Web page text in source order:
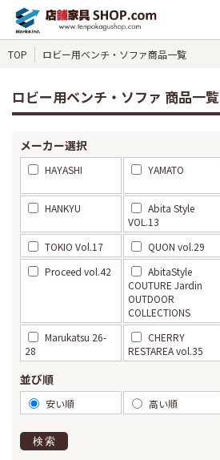
TOP ロビー用ベンチ・ソファ商品一覧
ロビー用ベンチ・ソファ 商品一覧
メーカー選択
HAYASHI YAMATO
HANKYU
Abita Style
VOL.13
TOKIO Vol.17 QUON vol.29
Proceed vol.42
AbitaStyle
COUTURE Jardin
OUTDOOR
COLLECTIONS
Marukatsu 26-
28
CHERRY
RESTAREA vol.35
並び順
安い順 高い順
検索